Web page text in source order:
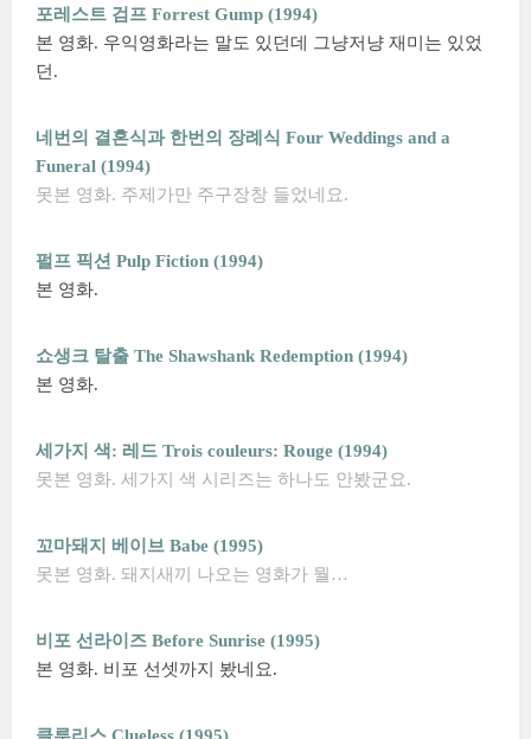
포레스트 검프 Forrest Gump (1994)
본 영화. 우익영화라는 말도 있던데 그냥저냥 재미는 있었
던.
네번의 결혼식과 한번의 장례식 Four Weddings and a
Funeral (1994)
못본 영화. 주제가만 주구장창 들었네요.
펄프 픽션 Pulp Fiction (1994)
본 영화.
쇼생크 탈출 The Shawshank Redemption (1994)
본 영화.
세가지 색: 레드 Trois couleurs: Rouge (1994)
못본 영화. 세가지 색 시리즈는 하나도 안봤군요.
꼬마돼지 베이브 Babe (1995)
못본 영화. 돼지새끼 나오는 영화가 뭘…
비포 선라이즈 Before Sunrise (1995)
본 영화. 비포 선셋까지 봤네요.